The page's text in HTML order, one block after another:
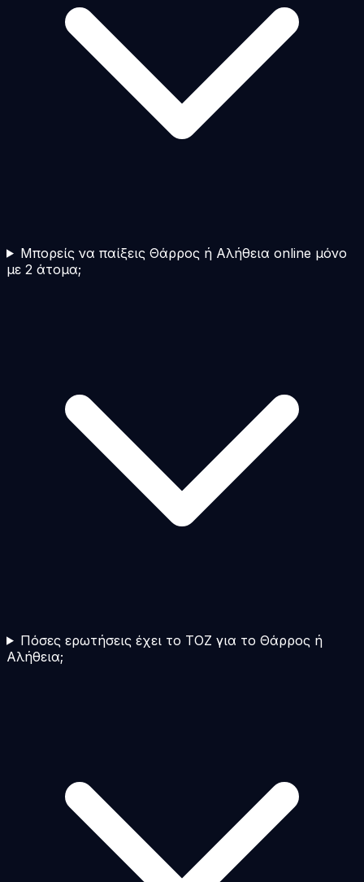
Μπορείς να παίξεις Θάρρος ή Αλήθεια online μόνο
με 2 άτομα;
Πόσες ερωτήσεις έχει το TOZ για το Θάρρος ή
Αλήθεια;